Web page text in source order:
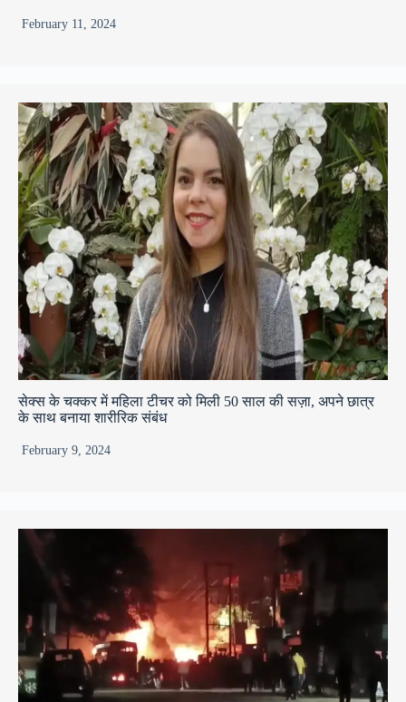
February 11, 2024
सेक्स के चक्कर में महिला टीचर को मिली 50 साल की सज़ा, अपने छात्र
के साथ बनाया शारीरिक संबंध
February 9, 2024